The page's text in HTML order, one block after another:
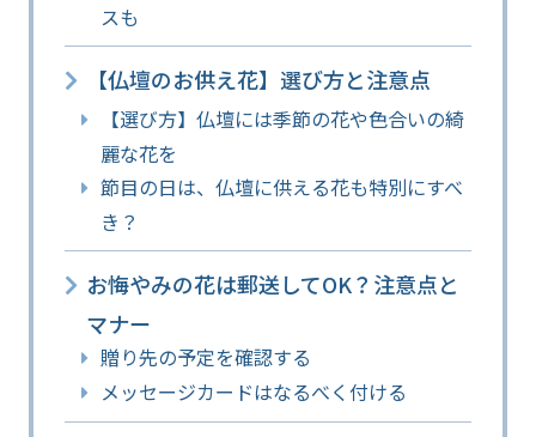
スも
【仏壇のお供え花】選び方と注意点
【選び方】仏壇には季節の花や色合いの綺
麗な花を
節目の日は、仏壇に供える花も特別にすべ
き？
お悔やみの花は郵送してOK？注意点と
マナー
贈り先の予定を確認する
メッセージカードはなるべく付ける